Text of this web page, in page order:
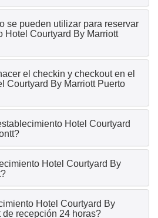
se pueden utilizar para reservar
Hotel Courtyard By Marriott
el checkin y checkout en el
Courtyard By Marriott Puerto
Hotel Courtyard
Hotel Courtyard By
Hotel Courtyard By
de recepción 24 horas?